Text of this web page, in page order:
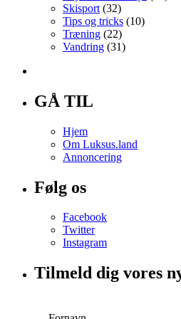
Skisport (32)
Tips og tricks (10)
Træning (22)
Vandring (31)
GÅ TIL
Hjem
Om Luksus.land
Annoncering
Følg os
Facebook
Twitter
Instagram
Tilmeld dig vores